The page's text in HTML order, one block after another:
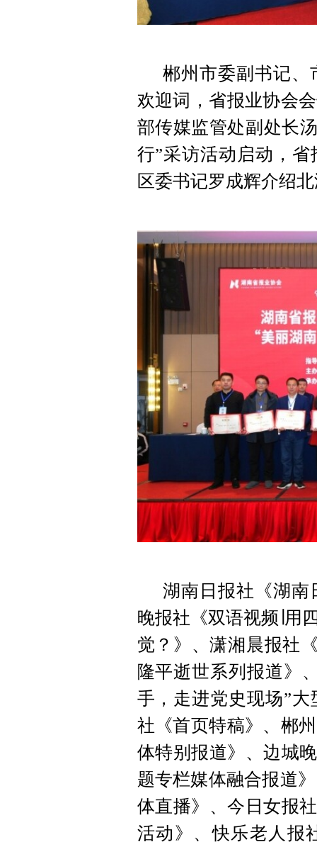
郴州市委副书记、
欢迎词，省报业协会
部传媒监管处副处长
行”采访活动启动，
区委书记罗成辉介绍
湖南日报社《湖南
晚报社《双语视频∣用
觉？》、潇湘晨报社
隆平逝世系列报道》
手，走进党史现场”
社《首页特稿》、郴
体特别报道》、边城
题专栏媒体融合报道
体直播》、今日女报
活动》、快乐老人